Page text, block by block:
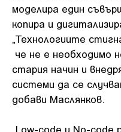
моделира един
копира и
„Технологиите
че не е необходимо
стария начин и
системи да се
добави Маслянков.
„Low-code и No-code